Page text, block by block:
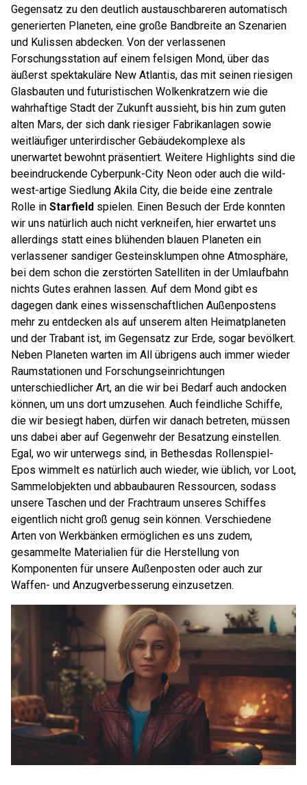
Gegensatz zu den deutlich austauschbareren automatisch
generierten Planeten, eine große Bandbreite an Szenarien
und Kulissen abdecken. Von der verlassenen
Forschungsstation auf einem felsigen Mond, über das
äußerst spektakuläre New Atlantis, das mit seinen riesigen
Glasbauten und futuristischen Wolkenkratzern wie die
wahrhaftige Stadt der Zukunft aussieht, bis hin zum guten
alten Mars, der sich dank riesiger Fabrikanlagen sowie
weitläufiger unterirdischer Gebäudekomplexe als
unerwartet bewohnt präsentiert. Weitere Highlights sind die
beeindruckende Cyberpunk-City Neon oder auch die wild-
west-artige Siedlung Akila City, die beide eine zentrale
Rolle in Starfield spielen. Einen Besuch der Erde konnten
wir uns natürlich auch nicht verkneifen, hier erwartet uns
allerdings statt eines blühenden blauen Planeten ein
verlassener sandiger Gesteinsklumpen ohne Atmosphäre,
bei dem schon die zerstörten Satelliten in der Umlaufbahn
nichts Gutes erahnen lassen. Auf dem Mond gibt es
dagegen dank eines wissenschaftlichen Außenpostens
mehr zu entdecken als auf unserem alten Heimatplaneten
und der Trabant ist, im Gegensatz zur Erde, sogar bevölkert.
Neben Planeten warten im All übrigens auch immer wieder
Raumstationen und Forschungseinrichtungen
unterschiedlicher Art, an die wir bei Bedarf auch andocken
können, um uns dort umzusehen. Auch feindliche Schiffe,
die wir besiegt haben, dürfen wir danach betreten, müssen
uns dabei aber auf Gegenwehr der Besatzung einstellen.
Egal, wo wir unterwegs sind, in Bethesdas Rollenspiel-
Epos wimmelt es natürlich auch wieder, wie üblich, vor Loot,
Sammelobjekten und abbaubauren Ressourcen, sodass
unsere Taschen und der Frachtraum unseres Schiffes
eigentlich nicht groß genug sein können. Verschiedene
Arten von Werkbänken ermöglichen es uns zudem,
gesammelte Materialien für die Herstellung von
Komponenten für unsere Außenposten oder auch zur
Waffen- und Anzugverbesserung einzusetzen.